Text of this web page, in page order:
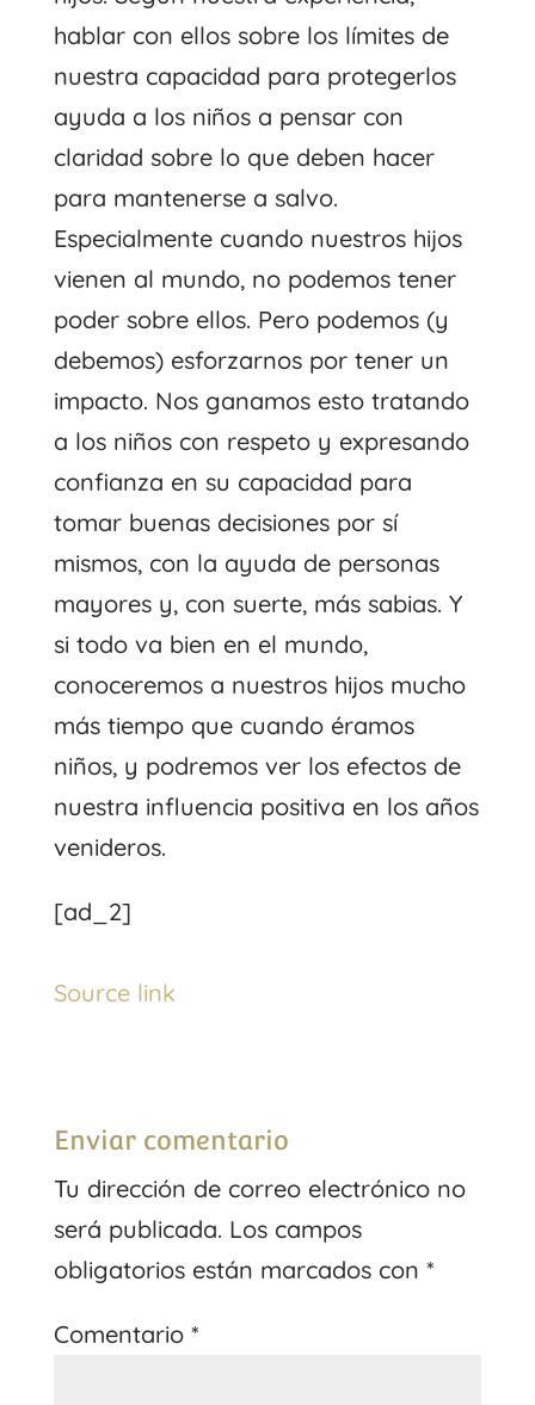
hablar con ellos sobre los límites de
nuestra capacidad para protegerlos
ayuda a los niños a pensar con
claridad sobre lo que deben hacer
para mantenerse a salvo.
Especialmente cuando nuestros hijos
vienen al mundo, no podemos tener
poder sobre ellos. Pero podemos (y
debemos) esforzarnos por tener un
impacto. Nos ganamos esto tratando
a los niños con respeto y expresando
confianza en su capacidad para
tomar buenas decisiones por sí
mismos, con la ayuda de personas
mayores y, con suerte, más sabias. Y
si todo va bien en el mundo,
conoceremos a nuestros hijos mucho
más tiempo que cuando éramos
niños, y podremos ver los efectos de
nuestra influencia positiva en los años
venideros.
[ad_2]
Source link
Enviar comentario
Tu dirección de correo electrónico no
será publicada. Los campos
obligatorios están marcados con *
Comentario *